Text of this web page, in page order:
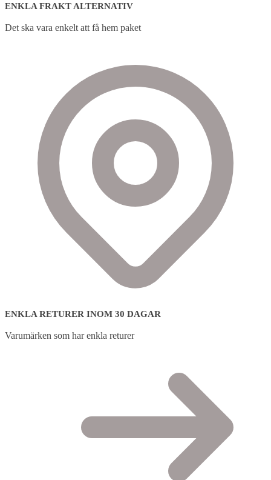
ENKLA FRAKT ALTERNATIV
Det ska vara enkelt att få hem paket
ENKLA RETURER INOM 30 DAGAR
Varumärken som har enkla returer